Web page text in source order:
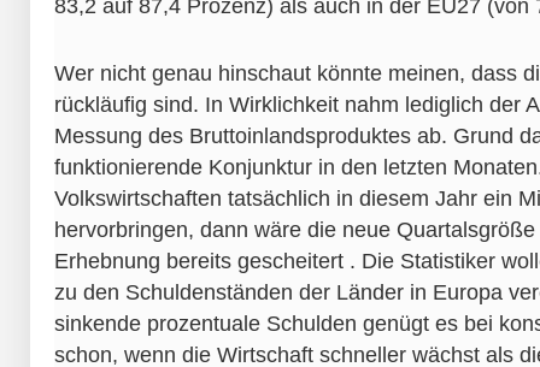
83,2 auf 87,4 Prozenz) als auch in der EU27 (von
Wer nicht genau hinschaut könnte meinen, dass
rückläufig sind. In Wirklichkeit nahm lediglich der
Messung des Bruttoinlandsproduktes ab. Grund
funktionierende Konjunktur in den letzten
Volkswirtschaften tatsächlich in diesem Jahr ein
hervorbringen, dann wäre die neue
Erhebnung bereits gescheitert . Die Statistiker
zu den Schuldenständen der Länder in Europa
sinkende prozentuale Schulden genügt es bei
schon, wenn die Wirtschaft schneller wächst als